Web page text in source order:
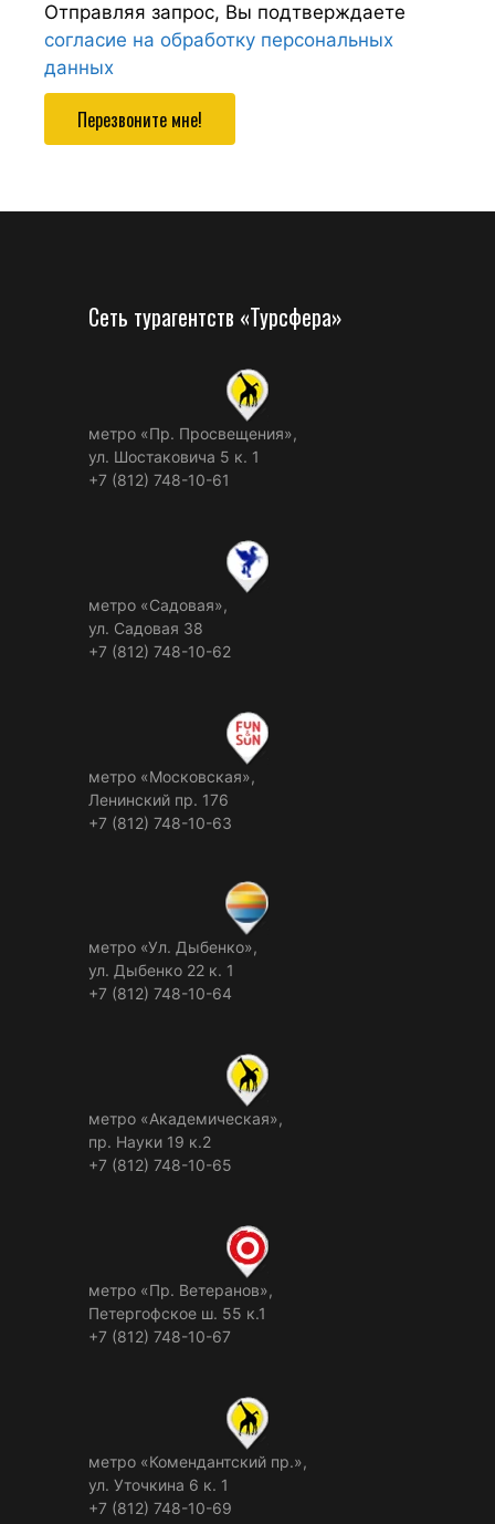
Отправляя запрос, Вы подтверждаете
согласие на обработку персональных
данных
Перезвоните мне!
Сеть турагентств «Турсфера»
метро «Пр. Просвещения»,
ул. Шостаковича 5 к. 1
+7 (812) 748-10-61
метро «Садовая»,
ул. Садовая 38
+7 (812) 748-10-62
метро «Московская»,
Ленинский пр. 176
+7 (812) 748-10-63
метро «Ул. Дыбенко»,
ул. Дыбенко 22 к. 1
+7 (812) 748-10-64
метро «Академическая»,
пр. Науки 19 к.2
+7 (812) 748-10-65
метро «Пр. Ветеранов»,
Петергофское ш. 55 к.1
+7 (812) 748-10-67
метро «Комендантский пр.»,
ул. Уточкина 6 к. 1
+7 (812) 748-10-69